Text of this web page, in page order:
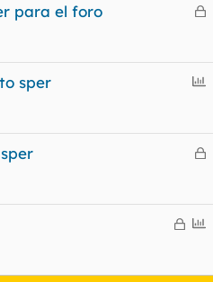
C
r
a
para el foro
E
u
e
sper
C
r
a
C
E